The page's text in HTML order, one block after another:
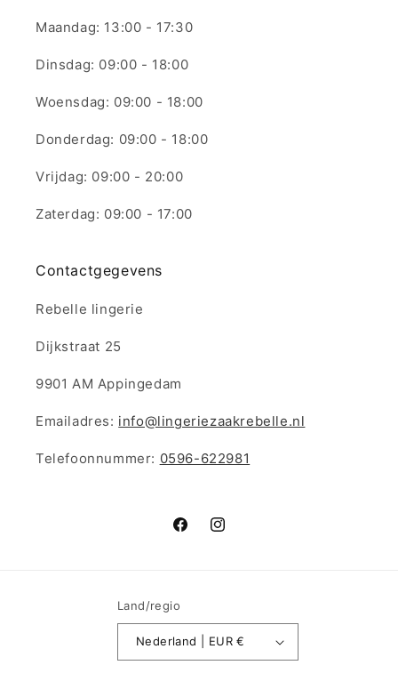
Maandag: 13:00 - 17:30
Dinsdag: 09:00 - 18:00
Woensdag: 09:00 - 18:00
Donderdag: 09:00 - 18:00
Vrijdag: 09:00 - 20:00
Zaterdag: 09:00 - 17:00
Contactgegevens
Rebelle lingerie
Dijkstraat 25
9901 AM Appingedam
Emailadres: info@lingeriezaakrebelle.nl
Telefoonnummer: 0596-622981
FacebookInstagram
Land/regio
Nederland | EUR €